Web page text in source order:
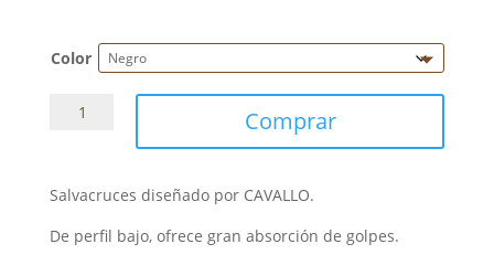
Color
Salva
Natural
cantidad
Comprar
Salvacruces diseñado por CAVALLO.
De perfil bajo, ofrece gran absorción de golpes.